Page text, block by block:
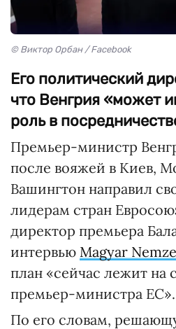
© Виктор Орбан / Facebook
Его политический
что Венгрия «может
роль в
Премьер-министр
после вояжей в Киев,
Вашингтон направил
лидерам стран
директор премьера
интервью Magyar
план «сейчас лежит на
премьер-министра ЕС».
По его словам,